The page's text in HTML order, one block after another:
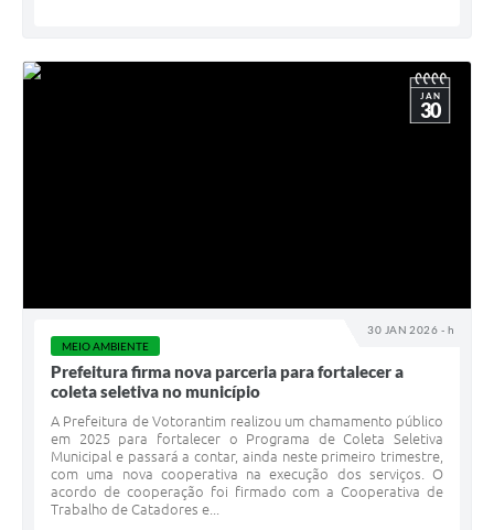
30 JAN 2026 - h
JAN
30
MEIO AMBIENTE
Prefeitura firma nova parceria para fortalecer a
coleta seletiva no município
A Prefeitura de Votorantim realizou um chamamento público
em 2025 para fortalecer o Programa de Coleta Seletiva
Municipal e passará a contar, ainda neste primeiro trimestre,
com uma nova cooperativa na execução dos serviços. O
acordo de cooperação foi firmado com a Cooperativa de
Trabalho de Catadores e...